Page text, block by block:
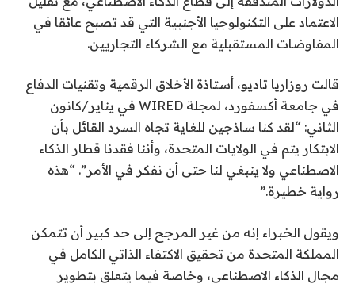
الاعتماد على التكنولوجيا الأجنبية التي قد تصبح عائقا في
المفاوضات المستقبلية مع الشركاء التجاريين.
قالت روزاريا تاديو، أستاذة الأخلاق الرقمية وتقنيات الدفاع
في جامعة أكسفورد، لمجلة WIRED في يناير/كانون
الثاني: “لقد كنا ساذجين للغاية تجاه السرد القائل بأن
الابتكار يتم في الولايات المتحدة، وأننا فقدنا قطار الذكاء
الاصطناعي ولا ينبغي لنا حتى أن نفكر في الأمر”. “هذه
رواية خطيرة.”
ويقول الخبراء إنه من غير المرجح إلى حد كبير أن تتمكن
المملكة المتحدة من تحقيق الاكتفاء الذاتي الكامل في
مجال الذكاء الاصطناعي، وخاصة فيما يتعلق بتطوير